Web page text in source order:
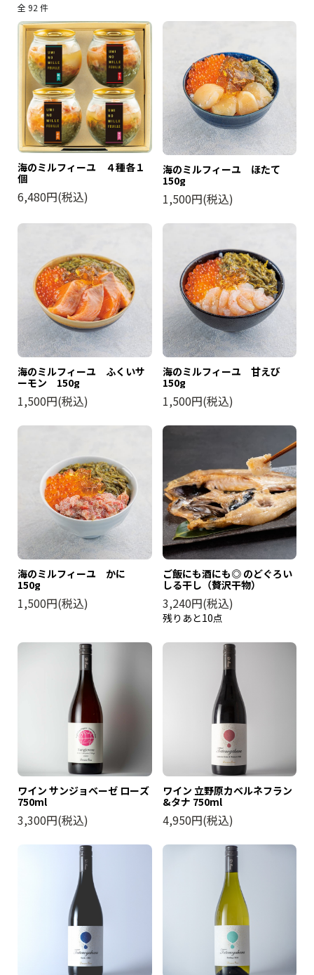
全 92 件
海のミルフィーユ ４種各１
個
6,480円(税込)
海のミルフィーユ ほたて
150g
1,500円(税込)
海のミルフィーユ ふくいサ
ーモン 150g
1,500円(税込)
海のミルフィーユ 甘えび
150g
1,500円(税込)
海のミルフィーユ かに
150g
1,500円(税込)
ご飯にも酒にも◎ のどぐろい
しる干し（贅沢干物）
3,240円(税込)
残りあと10点
ワイン サンジョベーゼ ローズ
750ml
3,300円(税込)
ワイン 立野原カベルネフラン
&タナ 750ml
4,950円(税込)